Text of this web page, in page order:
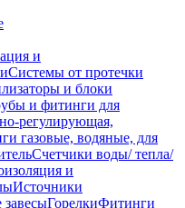
и
Системы от протечки
и блоки
и фитинги для
регулирующая,
газовые, водяные, для
Счетчики воды/ тепла/
и
Источники
ГорелкиФитинги